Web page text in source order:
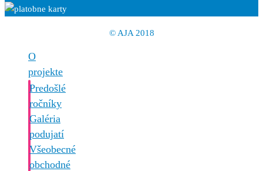
© AJA 2018
O
projekte
Predošlé
ročníky
Galéria
podujatí
Všeobecné
obchodné